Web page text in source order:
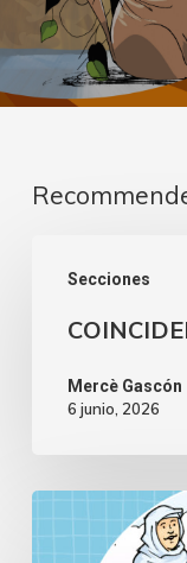
Secciones
Mercè Gascón
6 junio, 2026